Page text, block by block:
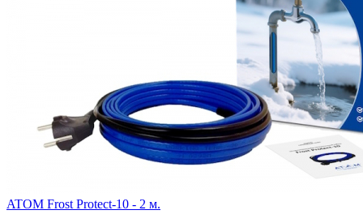
ATOM Frost Protect-10 - 2 м.